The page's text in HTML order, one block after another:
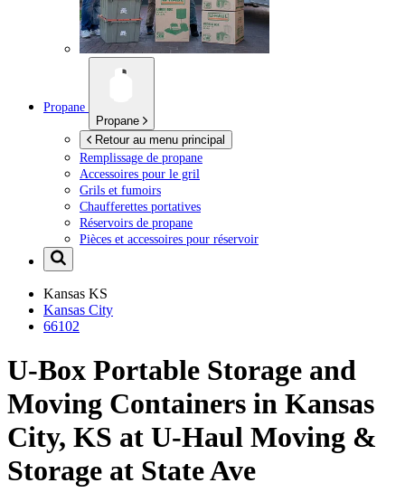
Propane
Propane
Retour au menu principal
Remplissage de propane
Accessoires pour le gril
Grils et fumoirs
Chaufferettes portatives
Réservoirs de propane
Pièces et accessoires pour réservoir
Kansas KS
Kansas City
66102
U-Box Portable Storage and
Moving Containers in Kansas
City, KS at U-Haul Moving &
Storage at State Ave